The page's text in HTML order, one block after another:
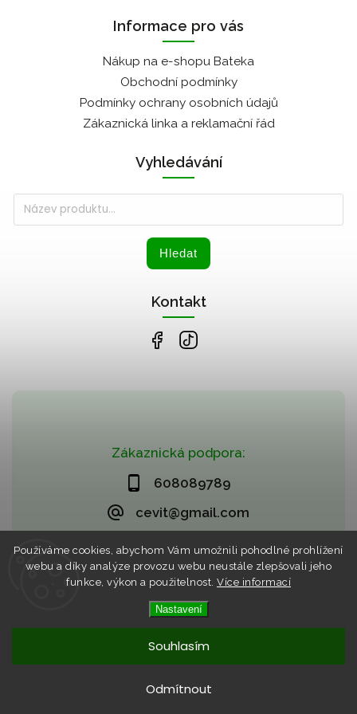
Používáme cookies, abychom Vám umožnili pohodlné prohlížení
webu a díky analýze provozu webu neustále zlepšovali jeho
funkce, výkon a použitelnost. Více informací
Nastavení
Odmítnout
Souhlasím
Nyní můžete využít možnosti předrezervace pro dopravu
Zákaznická podpora:
608089789
cevit@gmail.com
Informace pro vás
Nákup na e-shopu Bateka
Obchodní podmínky
Podmínky ochrany osobních údajů
Zákaznická linka a reklamační řád
Vyhledávání
Hledat
Kontakt
CZECHVIET market (CEVIT)
vyhrazena.
Shoptet | Design